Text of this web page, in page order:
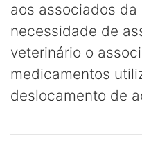
aos associados da
necessidade de
veterinário o
medicamentos
deslocamento de